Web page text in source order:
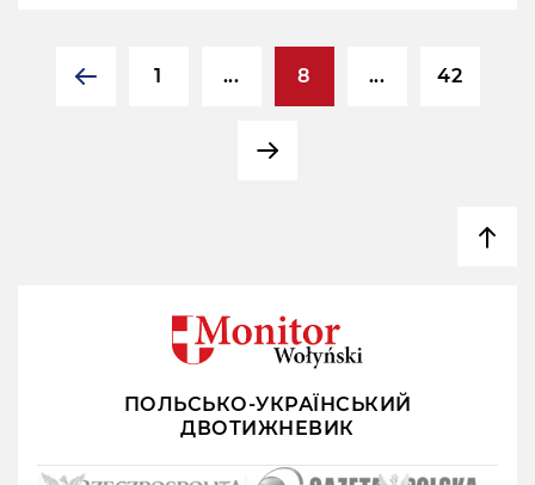
1 ... 8 ... 42
ПОЛЬСЬКО-УКРАЇНСЬКИЙ
ДВОТИЖНЕВИК